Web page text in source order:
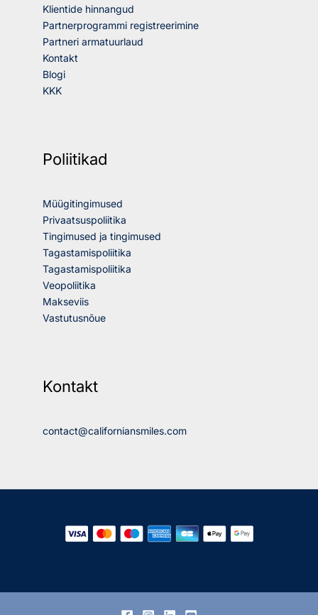
Klientide hinnangud
Partnerprogrammi registreerimine
Partneri armatuurlaud
Kontakt
Blogi
KKK
Poliitikad
Müügitingimused
Privaatsuspoliitika
Tingimused ja tingimused
Tagastamispoliitika
Tagastamispoliitika
Veopoliitika
Makseviis
Vastutusnõue
Kontakt
contact@californiansmiles.com